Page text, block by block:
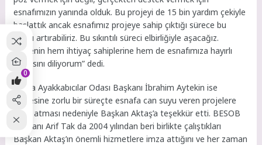
esnafımızın yanında olduk. Bu projeyi de 15 bin yardım çekiyle
başlattık ancak esnafımız projeye sahip çıktığı sürece bu
sayıyı artırabiliriz. Bu sıkıntılı süreci elbirliğiyle aşacağız.
Projenin hem ihtiyaç sahiplerine hem de esnafımıza hayırlı
olmasını diliyorum” dedi.
Bursa Ayakkabıcılar Odası Başkanı İbrahim Aytekin ise
böylesine zorlu bir süreçte esnafa can suyu veren projelere
imza atması nedeniyle Başkan Aktaş’a teşekkür etti. BESOB
Başkanı Arif Tak da 2004 yılından beri birlikte çalıştıkları
Başkan Aktaş’ın önemli hizmetlere imza attığını ve her zaman
0